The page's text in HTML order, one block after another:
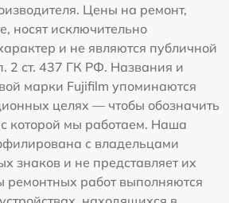
Цены на ремонт,
носят исключительно
и не являются публичной
2 ст. 437 ГК РФ. Названия и
марки Fujifilm упоминаются
целях — чтобы обозначить
которой мы работаем. Наша
с владельцами
знаков и не представляет их
ремонтных работ выполняются